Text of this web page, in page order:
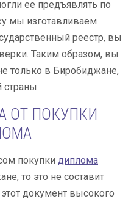
ее предъявлять по
мы изготавливаем
реестр, вы
Таким образом, вы
только в Биробиджане,
страны.
ОТ ПОКУПКИ
покупки диплома
то это не составит
документ высокого